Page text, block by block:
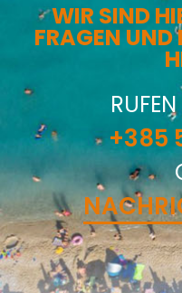
WIR SIND
FRAGEN
+385